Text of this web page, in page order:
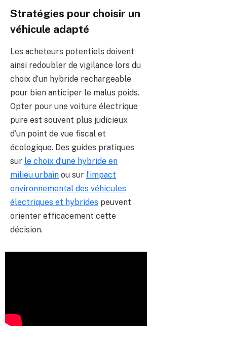
Stratégies pour choisir un
véhicule adapté
Les acheteurs potentiels doivent
ainsi redoubler de vigilance lors du
choix d’un hybride rechargeable
pour bien anticiper le malus poids.
Opter pour une voiture électrique
pure est souvent plus judicieux
d’un point de vue fiscal et
écologique. Des guides pratiques
sur le choix d’une hybride en
milieu urbain ou sur l’impact
environnemental des véhicules
électriques et hybrides peuvent
orienter efficacement cette
décision.